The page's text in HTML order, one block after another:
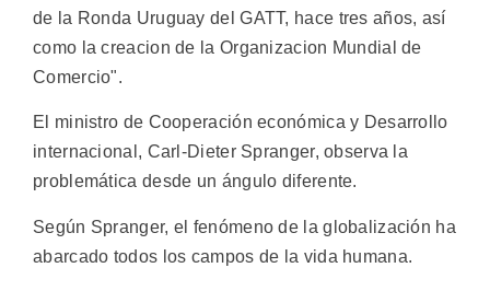
de la Ronda Uruguay del GATT, hace tres años, así
como la creacion de la Organizacion Mundial de
Comercio".
El ministro de Cooperación económica y Desarrollo
internacional, Carl-Dieter Spranger, observa la
problemática desde un ángulo diferente.
Según Spranger, el fenómeno de la globalización ha
abarcado todos los campos de la vida humana.